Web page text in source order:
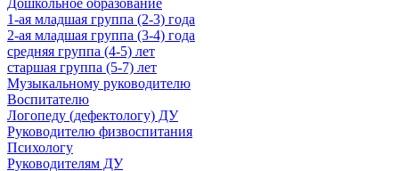
Дошкольное образование
1-ая младшая группа (2-3) года
2-ая младшая группа (3-4) года
средняя группа (4-5) лет
старшая группа (5-7) лет
Музыкальному руководителю
Воспитателю
Логопеду (дефектологу) ДУ
Руководителю физвоспитания
Психологу
Руководителям ДУ